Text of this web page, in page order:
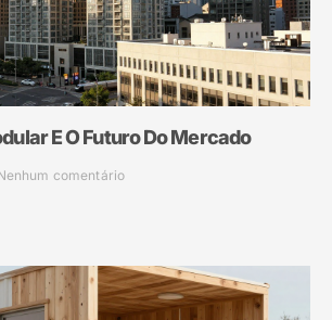
E O Futuro Do Mercado
comentário